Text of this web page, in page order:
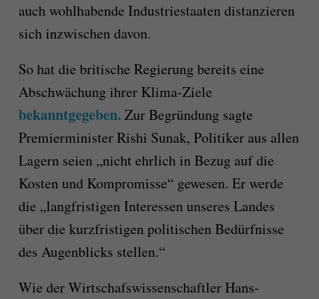
auch wohlhabende Industriestaaten distanzieren
sich inzwischen davon.
So hat die britische Regierung bereits eine
Abschwächung ihrer Klima-Ziele
bekanntgegeben. Zur Begründung sagte
Premierminister Rishi Sunak, Politiker aus allen
Lagern seien „nicht ehrlich in Bezug auf die
Kosten und Kompromisse“ gewesen. Er werde
die „langfristigen Interessen unseres Landes
über die kurzfristigen politischen Bedürfnisse
des Augenblicks stellen.“
Wie der Wirtschafswissenschaftler Hans-